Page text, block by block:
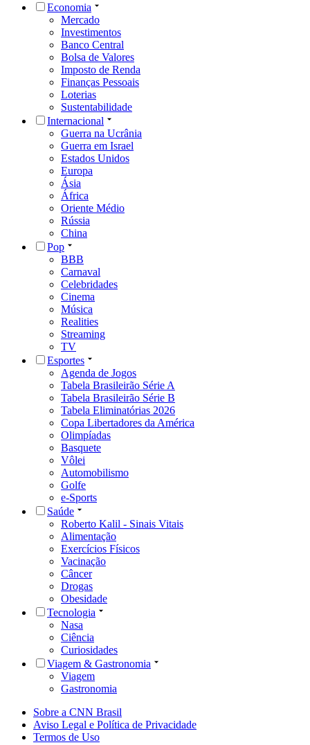
Economia
Mercado
Investimentos
Banco Central
Bolsa de Valores
Imposto de Renda
Finanças Pessoais
Loterias
Sustentabilidade
Internacional
Guerra na Ucrânia
Guerra em Israel
Estados Unidos
Europa
Ásia
África
Oriente Médio
Rússia
China
Pop
BBB
Carnaval
Celebridades
Cinema
Música
Realities
Streaming
TV
Esportes
Agenda de Jogos
Tabela Brasileirão Série A
Tabela Brasileirão Série B
Tabela Eliminatórias 2026
Copa Libertadores da América
Olimpíadas
Basquete
Vôlei
Automobilismo
Golfe
e-Sports
Saúde
Roberto Kalil - Sinais Vitais
Alimentação
Exercícios Físicos
Vacinação
Câncer
Drogas
Obesidade
Tecnologia
Nasa
Ciência
Curiosidades
Viagem & Gastronomia
Viagem
Gastronomia
Sobre a CNN Brasil
Aviso Legal e Política de Privacidade
Termos de Uso